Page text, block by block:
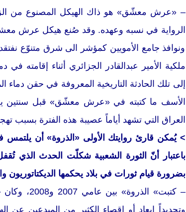
– «عرش معشّق» هو ذاك الهيكل المصنوع من
الرواية في نسبه وعهده. وقد صُنع هيكل عرش
ونوافذ جامع الأمويين كمؤشر الى شرق متنوّع
ملكية الأمير عبدالقادر الجزائري أثناء
إلى تلك الحادثة التاريخية المعروفة في حقن
الأسف ما كتبته في «عرش معشّق» قبل سنتين
العراق التي تشهد أياماً عصيبة هذه الفترة بسبب
> يُمكن قارئ روايتك الأولى «الذروة» أن يلتمس
باعتبار أنّ الثورة الشعبية شكلّت الحدث الذي
بضرورة قيام ثورات في بلاد يحكمها
– كتبت»
وتحديداً إبعاد أو إقصاء الكثير من المبدعين عن